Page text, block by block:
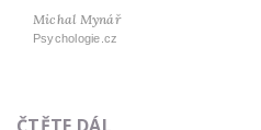
Michal Mynář
Psychologie.cz